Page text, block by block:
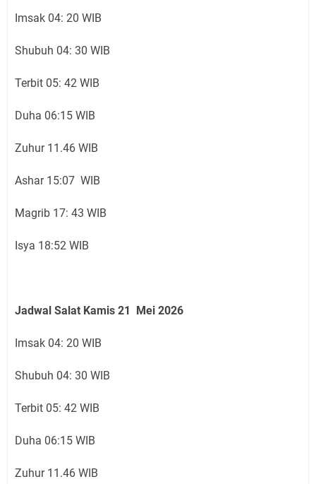
Imsak 04: 20 WIB
Shubuh 04: 30 WIB
Terbit 05: 42 WIB
Duha 06:15 WIB
Zuhur 11.46 WIB
Ashar 15:07 WIB
Magrib 17: 43 WIB
Isya 18:52 WIB
Jadwal Salat Kamis 21 Mei 2026
Imsak 04: 20 WIB
Shubuh 04: 30 WIB
Terbit 05: 42 WIB
Duha 06:15 WIB
Zuhur 11.46 WIB